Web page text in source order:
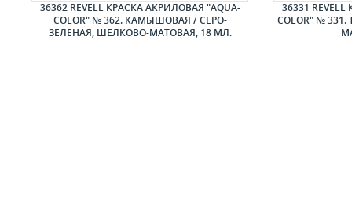
36362 REVELL КРАСКА АКРИЛОВАЯ "AQUA-
COLOR" № 362. КАМЫШОВАЯ / СЕРО-
ЗЕЛЕНАЯ, ШЕЛКОВО-МАТОВАЯ, 18 МЛ.
36331
COLOR" №